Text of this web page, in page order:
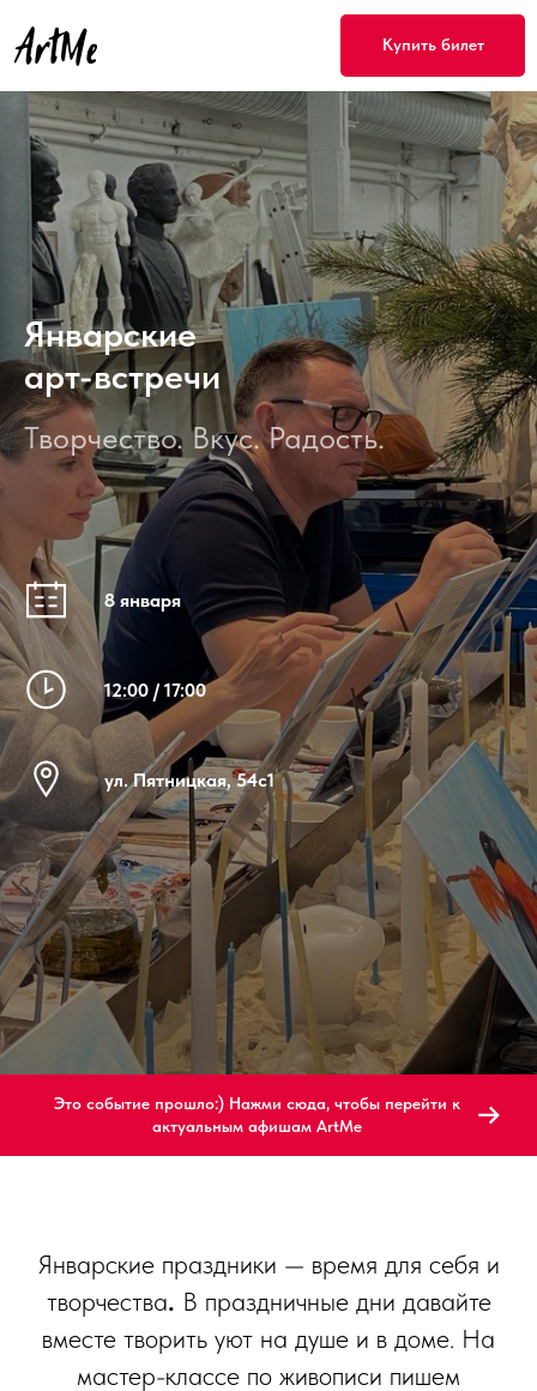
Купить билет
Январские
арт-встречи
Творчество. Вкус. Радость.
8 января
12:00 / 17:00
ул. Пятницкая, 54с1
Это событие прошло:) Нажми сюда, чтобы перейти к
актуальным афишам ArtMe
Январские праздники — время для себя и
творчества. В праздничные дни давайте
вместе творить уют на душе и в доме. На
мастер-классе по живописи пишем